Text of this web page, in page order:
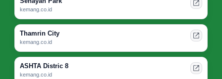
kemang.co.id
Thamrin City
kemang.co.id
ASHTA Distric 8
kemang.co.id